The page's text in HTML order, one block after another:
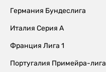
Германия Бундеслига
Италия Серия А
Франция Лига 1
Португалия Примейра-лига